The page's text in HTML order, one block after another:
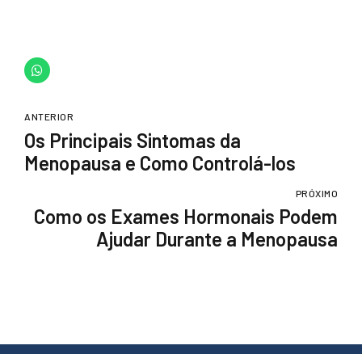
ANTERIOR
Os Principais Sintomas da
Menopausa e Como Controlá-los
PRÓXIMO
Como os Exames Hormonais Podem
Ajudar Durante a Menopausa